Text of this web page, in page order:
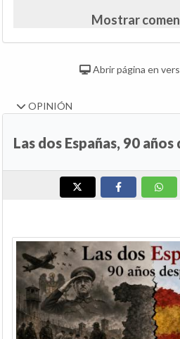
Mostrar
Abrir página en
OPINIÓN
Las dos Españas, 90 años